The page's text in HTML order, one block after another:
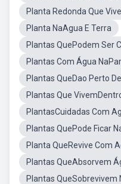
Planta Redonda Que
Planta NaAgua E Terra
Plantas QuePodem Ser
Plantas Com Água
Plantas QueDao Perto
Plantas Que
PlantasCuidadas Com
Plantas QuePode Ficar
Planta QueRevive Com
Plantas QueAbsorvem
Plantas QueSobrevivem